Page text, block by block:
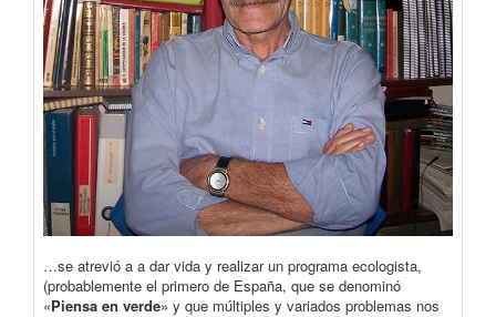
…se atrevió a a dar vida y realizar un programa ecologista,
(probablemente el primero de España, que se denominó
«Piensa en verde» y que múltiples y variados problemas nos